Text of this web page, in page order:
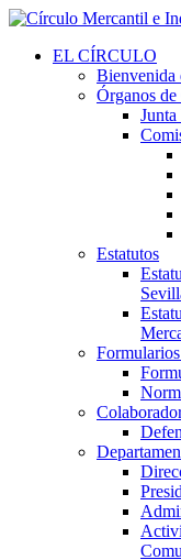
EL CÍRCULO
Bienvenida
Órganos
Estatutos